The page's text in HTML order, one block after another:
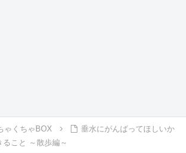
ゃくちゃBOX
垂水にがんばってほしいか
こと ～散歩編～